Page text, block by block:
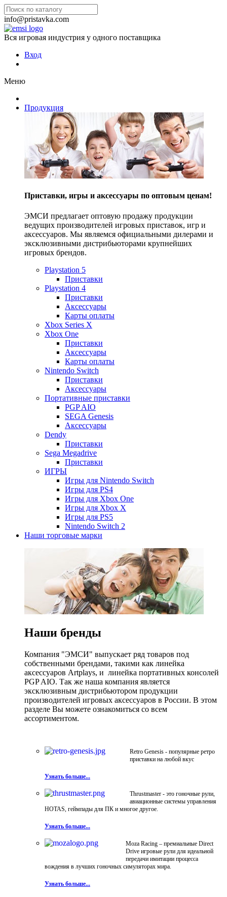
info@pristavka.com
Вся игровая индустрия у одного поставщика
Вход
Меню
Продукция
Приставки, игры и аксессуары по оптовым ценам!
ЭМСИ предлагает оптовую продажу продукции
ведущих производителей игровых приставок, игр и
аксессуаров. Мы являемся официальными дилерами и
эксклюзивными дистрибьюторами крупнейших
игровых брендов.
Playstation 5
Приставки
Playstation 4
Приставки
Аксессуары
Карты оплаты
Xbox Series X
Xbox One
Приставки
Аксессуары
Карты оплаты
Nintendo Switch
Приставки
Аксессуары
Портативные приставки
PGP AIO
SEGA Genesis
Аксессуары
Dendy
Приставки
Sega Megadrive
Приставки
ИГРЫ
Игры для Nintendo Switch
Игры для PS4
Игры для Xbox One
Игры для Xbox X
Игры для PS5
Nintendo Switch 2
Наши торговые марки
Наши бренды
Компания "ЭМСИ" выпускает ряд товаров под
собственными брендами, такими как линейка
аксессуаров Artplays, и линейка портативных консолей
PGP AIO. Так же наша компания является
эксклюзивным дистрибьютором продукции
производителей игровых аксессуаров в России. В этом
разделе Вы можете ознакомиться со всем
ассортиментом.
Retro Genesis - популярные ретро
приставки на любой вкус
Узнать больше...
Thrustmaster - это гоночные рули,
авиационные системы управления
HOTAS, геймпады для ПК и многое другое.
Узнать больше...
Moza Racing – премиальные Direct
Drive игровые рули для идеальной
передачи имитации процесса
вождения в лучших гоночных симуляторах мира.
Узнать больше...